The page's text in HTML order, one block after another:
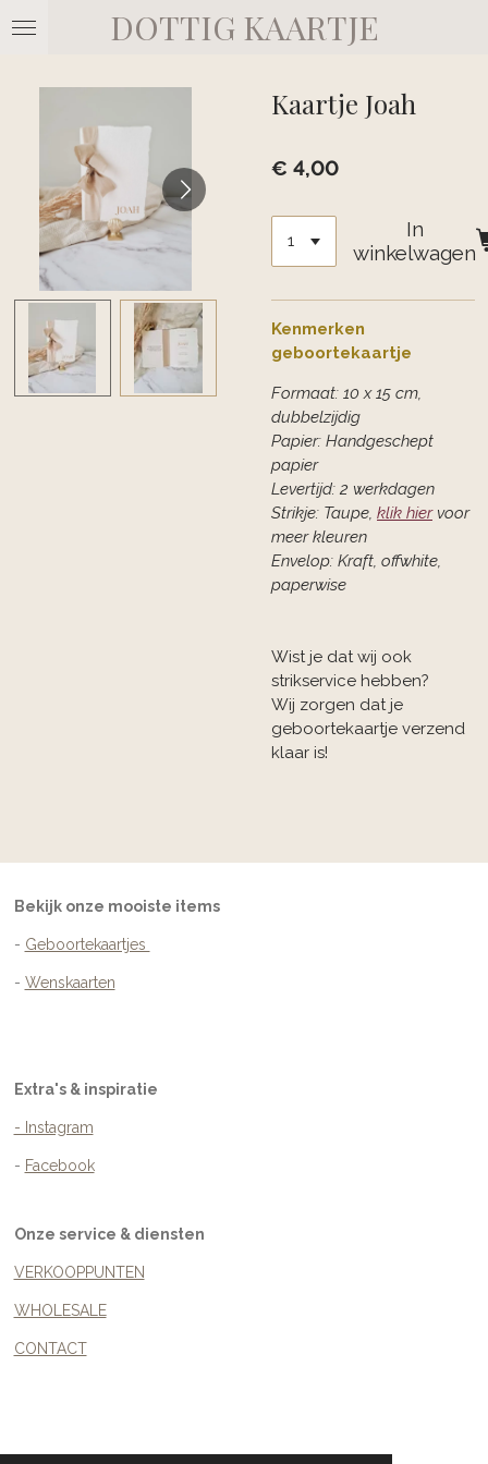
Ga
DOTTIG KAARTJE
Kaartje Joah
€ 4,00
In
winkelwagen
Kenmerken
geboortekaartje
Formaat: 10 x 15 cm,
dubbelzijdig
Papier: Handgeschept
papier
Levertijd: 2 werkdagen
Strikje: Taupe, klik hier voor
meer kleuren
Envelop: Kraft, offwhite,
paperwise
Wist je dat wij ook
strikservice hebben?
Wij zorgen dat je
geboortekaartje verzend
klaar is!
Bekijk onze mooiste items
- Geboortekaartjes
- Wenskaarten
Extra's & inspiratie
- Instagram
- Facebook
Onze service & diensten
VERKOOPPUNTEN
WHOLESALE
CONTACT